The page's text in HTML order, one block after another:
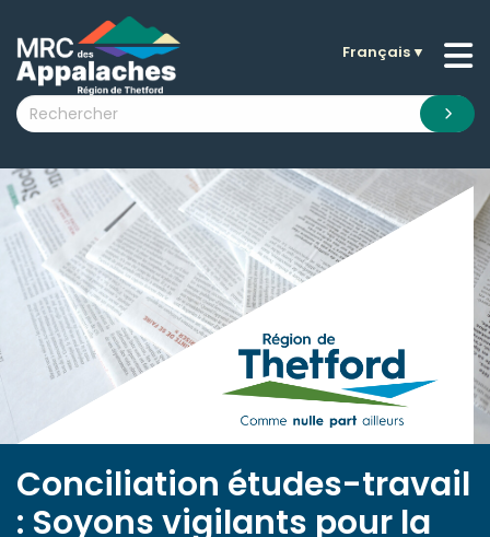
submenu (La MRC )
submenu (Citoyens )
submenu (Visiteurs )
submenu (Nouvelles )
submenu (Documentation )
Français▼
Conciliation études-travail
: Soyons vigilants pour la